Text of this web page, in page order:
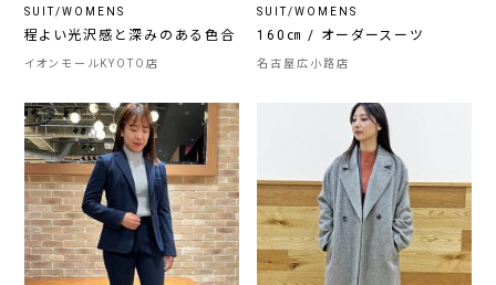
SUIT/WOMENS
程よい光沢感と深みのある色合
イオンモールKYOTO店
SUIT/WOMENS
160㎝ / オーダースーツ
名古屋広小路店